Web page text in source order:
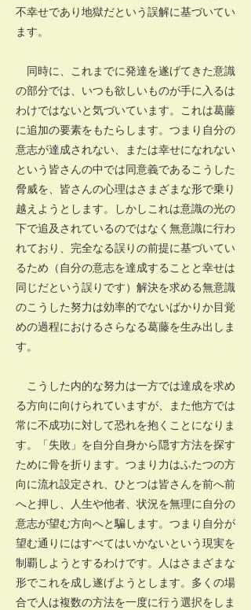
不幸せであり地獄だという誤解に基づいてい
ます。
同時に、これまでに発達を遂げてきた意識
の部分では、いつも欲しいものが手に入るは
わけではないと気づいています。これは葛藤
に追加の要素をもたらします。つまり自分の
意志が達成されない、または幸せになれない
という皆さんの中では同意義であるこうした
脅威を、皆さんの心理はさまざまな形で乗り
越えようとします。しかしこれは意識の光の
下で追及されているのではなく無意識に行わ
れており、完全なる誤りの前提に基づいてい
るため（自分の意志を達成することと幸せは
同じだという誤りです）解決を求める無意識
のこうした努力は効率的でないばかりか目覚
めの過程におけるさらなる葛藤を生み出しま
す。
こうした内的な努力は一方では達成を求め
る方向に向けられていますが、また他方では
常に不成功に対して恐れを抱くことになりま
す。「失敗」を自分自身から隠す方法を探す
ために骨を折ります。つまり力はふたつの方
向に流れ設定され、ひとつは皆さんを前へ前
へと押し、人生や他者、状況を無理に自分の
意志が望む方向へと騙します。つまり自分が
望む通りにはすべてはいかないという現実を
制覇しようとするわけです。人はさまざまな
形でこれを成し遂げようとします。多くの場
合で人は複数の方法を一度に行う選択をしま